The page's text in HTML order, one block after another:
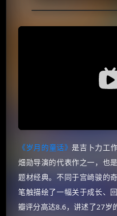
《岁月的童话》 是吉卜力工
畑勋导演的代表作之一，也
题材经典。不同于宫崎骏的
笔触描绘了一幅关于成长、
瓣评分高达8.6，讲述了27岁